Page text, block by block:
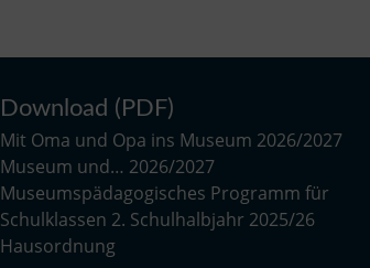
Download (PDF)
Mit Oma und Opa ins Museum 2026/2027
Museum und… 2026/2027
Museumspädagogisches Programm für
Schulklassen 2. Schulhalbjahr 2025/26
Hausordnung